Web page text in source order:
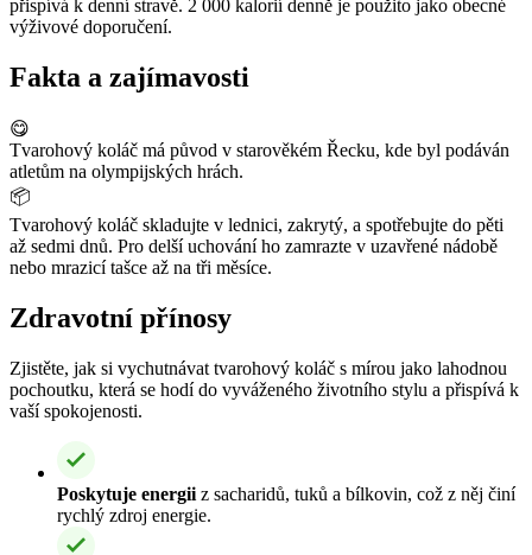
přispívá k denní stravě. 2 000 kalorií denně je použito jako obecné
výživové doporučení.
Fakta a zajímavosti
😋
Tvarohový koláč má původ v starověkém Řecku, kde byl podáván
atletům na olympijských hrách.
📦
Tvarohový koláč skladujte v lednici, zakrytý, a spotřebujte do pěti
až sedmi dnů. Pro delší uchování ho zamrazte v uzavřené nádobě
nebo mrazicí tašce až na tři měsíce.
Zdravotní přínosy
Zjistěte, jak si vychutnávat tvarohový koláč s mírou jako lahodnou
pochoutku, která se hodí do vyváženého životního stylu a přispívá k
vaší spokojenosti.
Poskytuje energii z sacharidů, tuků a bílkovin, což z něj činí
rychlý zdroj energie.